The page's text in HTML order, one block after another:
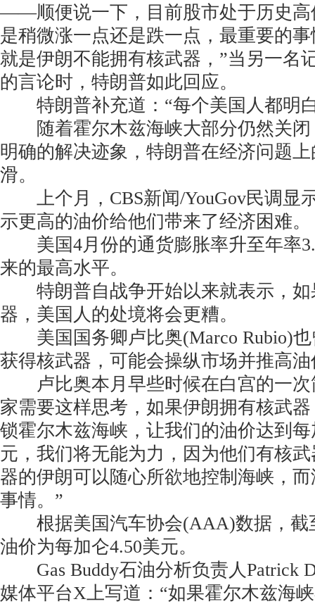
——顺便说一下，目前股市处于历史
是稍微涨一点还是跌一点，最重要的
就是伊朗不能拥有核武器，”当另一名
的言论时，特朗普如此回应。
特朗普补充道：“每个美国人都明
随着霍尔木兹海峡大部分仍然关闭
明确的解决迹象，特朗普在经济问题
滑。
上个月，CBS新闻/YouGov民调显
示更高的油价给他们带来了经济困难。
美国4月份的通货膨胀率升至年率
来的最高水平。
特朗普自战争开始以来就表示，如
器，美国人的处境将会更糟。
美国国务卿卢比奥(Marco Rubio)也
获得核武器，可能会操纵市场并推高
卢比奥本月早些时候在白宫的一次
家需要这样思考，如果伊朗拥有核武
锁霍尔木兹海峡，让我们的油价达到
元，我们将无能为力，因为他们有核
器的伊朗可以随心所欲地控制海峡，
事情。”
根据美国汽车协会(AAA)数据，截
油价为每加仑4.50美元。
Gas Buddy石油分析负责人Patrick
媒体平台X上写道：“如果霍尔木兹海